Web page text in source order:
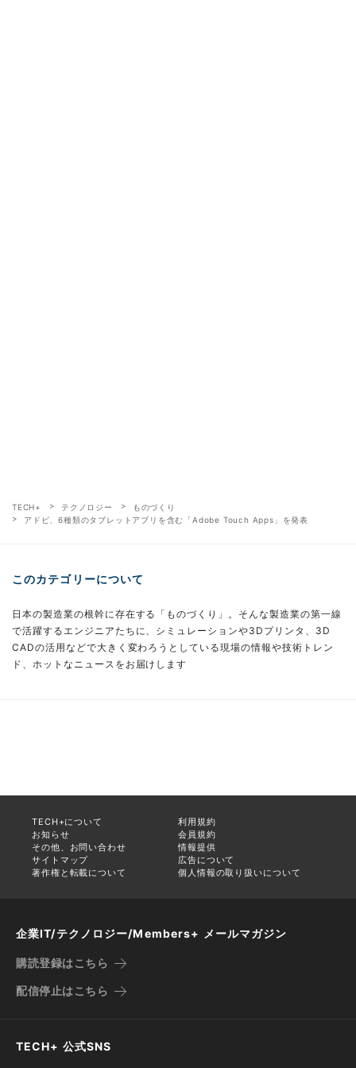
TECH+ テクノロジー
ものづくり
アドビ、6種類のタブレットアプリを含む「Adobe Touch Apps」を発表
このカテゴリーについて
日本の製造業の根幹に存在する「ものづくり」。そんな製造業の第一線
で活躍するエンジニアたちに、シミュレーションや3Dプリンタ、3D
CADの活用などで大きく変わろうとしている現場の情報や技術トレン
ド、ホットなニュースをお届けします
TECH+について
利用規約
お知らせ
会員規約
その他、お問い合わせ
情報提供
サイトマップ
広告について
著作権と転載について
個人情報の取り扱いについて
企業IT/テクノロジー/Members+ メールマガジン
購読登録はこちら
配信停止はこちら
TECH+ 公式SNS